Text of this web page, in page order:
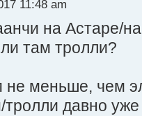
11:48 am
на Астаре/
там тролли?
не меньше, чем
давно